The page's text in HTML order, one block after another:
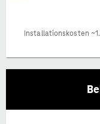
Installationskosten